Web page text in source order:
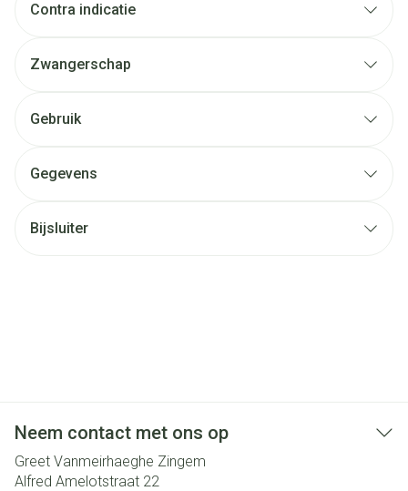
Contra indicatie
Zwangerschap
Gebruik
Gegevens
Bijsluiter
Neem contact met ons op
Greet Vanmeirhaeghe Zingem
Alfred Amelotstraat 22